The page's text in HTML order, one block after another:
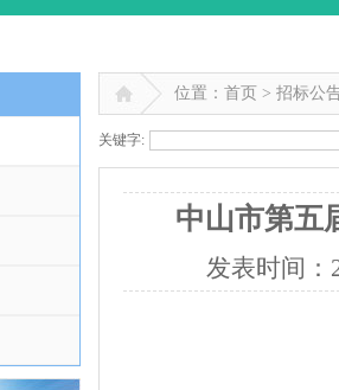
位置：首页 > 招标公
关键字:
中山市第五
发表时间：